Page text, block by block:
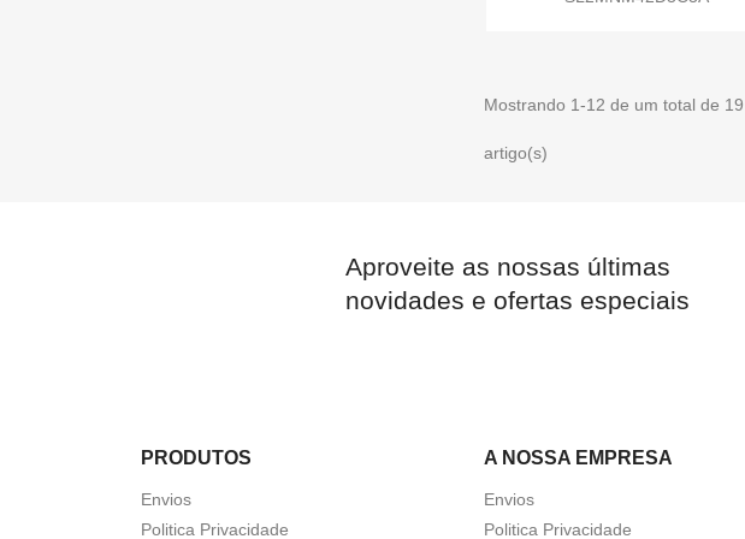
Mostrando 1-12 de um total de 19
artigo(s)
Aproveite as nossas últimas
novidades e ofertas especiais
PRODUTOS
Envios
Politica Privacidade
A NOSSA EMPRESA
Envios
Politica Privacidade